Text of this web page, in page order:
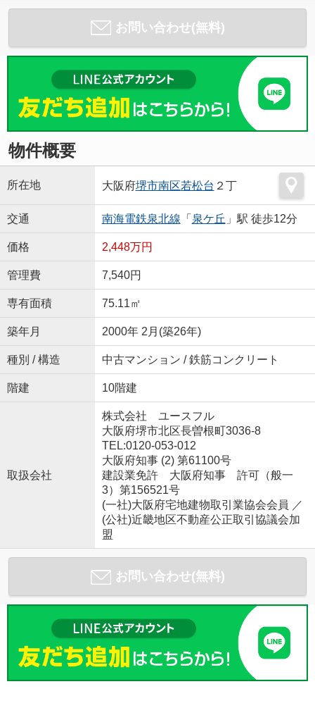
お問い合わせ(無料)
物件概要
所在地 大阪府堺市南区若松台 ２丁
交通 南海電鉄泉北線 「 泉ケ丘 」駅 徒歩12分
価格 2,448万円
管理費 7,540円
専有面積 75.11㎡
築年月 2000年 2月(築26年)
種別 / 構造 中古マンション / 鉄筋コンクリート
階建 10階建
取扱会社
株式会社 ユースフル
大阪府堺市北区長曽根町3036-8
TEL:0120-053-012
大阪府知事 (2) 第61100号
建設業免許 大阪府知事 許可（般一
3）第156521号
(一社)大阪府宅地建物取引業協会会員 ／
(公社)近畿地区不動産公正取引協議会加
盟
お問い合わせ(無料)